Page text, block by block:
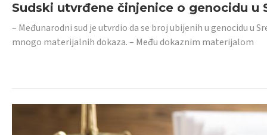
Sudski utvrđene činjenice o genocidu u
– Međunarodni sud je utvrdio da se broj ubijenih u genocidu u
mnogo materijalnih dokaza. – Među dokaznim materijalom